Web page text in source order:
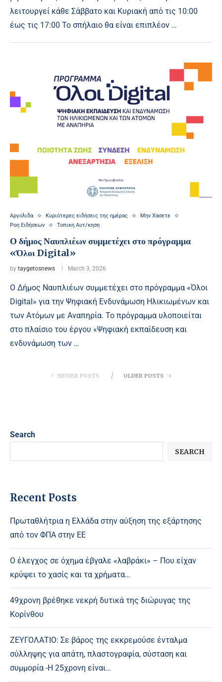
λειτουργεί κάθε Σάββατο και Κυριακή από τις 10:00
έως τις 17:00 Το σπήλαιο θα είναι επιπλέον …
Αργολιδα Κυριότερες ειδήσεις της ημέρας
Μην Χασετε
Ροη Ειδήσεων
Τοπικη Αυτ/κηση
Ο δήμος Ναυπλιέων συμμετέχει στο πρόγραμμα
«Όλοι Digital»
by taygetosnews March 3, 2026
Ο Δήμος Ναυπλιέων συμμετέχει στο πρόγραμμα «Όλοι
Digital» για την Ψηφιακή Ενδυνάμωση Ηλικιωμένων και
των Ατόμων με Αναπηρία. Το πρόγραμμα υλοποιείται
στο πλαίσιο του έργου «Ψηφιακή εκπαίδευση και
ενδυνάμωση των …
NEWER POSTS OLDER POSTS
Search
SEARCH
Recent Posts
Πρωταθλήτρια η Ελλάδα στην αύξηση της εξάρτησης
από τον ΦΠΑ στην ΕΕ
Ο έλεγχος σε όχημα έβγαλε «λαβράκι» – Που είχαν
κρύψει το χασίς και τα χρήματα…
49χρονη βρέθηκε νεκρή δυτικά της διώρυγας της
Κορίνθου
ΖΕΥΓΟΛΑΤΙΟ: Σε βάρος της εκκρεμούσε ένταλμα
σύλληψης για απάτη, πλαστογραφία, σύσταση και
συμμορία -Η 25χρονη είναι…